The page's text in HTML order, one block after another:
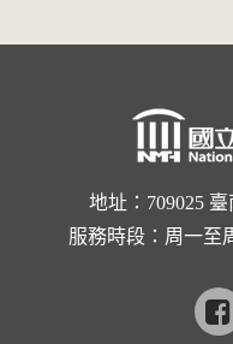
地址：709025
服務時段：周一至